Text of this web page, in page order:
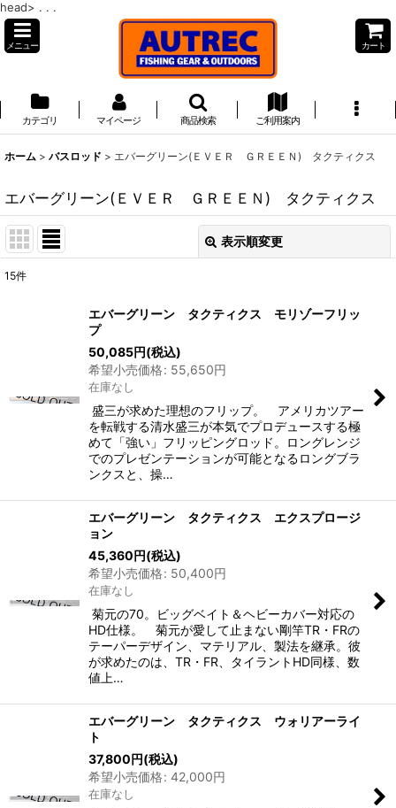
head> . . .
メニュー カート
カテゴリ マイページ 商品検索 ご利用案内
ホーム > バスロッド > エバーグリーン(ＥＶＥＲ ＧＲＥＥＮ) タクティクス
エバーグリーン(ＥＶＥＲ ＧＲＥＥＮ) タクティクス
表示順変更
15件
エバーグリーン タクティクス モリゾーフリッ
プ
50,085円(税込)
希望小売価格: 55,650円
在庫なし
盛三が求めた理想のフリップ。 アメリカツアー
を転戦する清水盛三が本気でプロデュースする極
めて「強い」フリッピングロッド。ロングレンジ
でのプレゼンテーションが可能となるロングブラ
ンクスと、操…
エバーグリーン タクティクス エクスプロージ
ョン
45,360円(税込)
希望小売価格: 50,400円
在庫なし
菊元の70。ビッグベイト＆ヘビーカバー対応の
HD仕様。 菊元が愛して止まない剛竿TR・FRの
テーパーデザイン、マテリアル、製法を継承。彼
が求めたのは、TR・FR、タイラントHD同様、数
値上…
エバーグリーン タクティクス ウォリアーライ
ト
37,800円(税込)
希望小売価格: 42,000円
在庫なし